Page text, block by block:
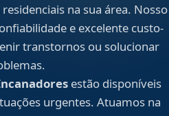
na sua área. Nosso
e excelente custo-
transtornos ou solucionar
estão disponíveis
urgentes. Atuamos na